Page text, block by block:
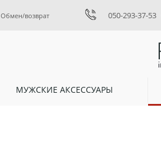
Обмен/возврат 050-293-37-53
МУЖСКИЕ АКСЕССУАРЫ